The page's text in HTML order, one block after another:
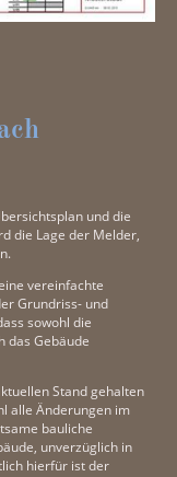
und die
die Lage der Melder,
vereinfachte
Grundriss- und
sowohl die
das Gebäude
Stand gehalten
alle Änderungen im
bauliche
unverzüglich in
hierfür ist der